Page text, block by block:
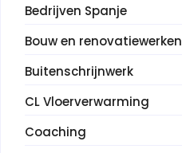
Bedrijven Spanje
Bouw en renovatiewerken
Buitenschrijnwerk
CL Vloerverwarming
Coaching